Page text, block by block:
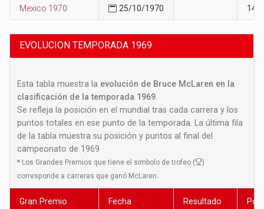
Mexico 1970 25/10/1970 14
EVOLUCION TEMPORADA 1969
Esta tabla muestra la evolución de Bruce McLaren en la
clasificación de la temporada 1969
Se refleja la posición en el mundial tras cada carrera y los
puntos totales en ese punto de la temporada. La última fila
de la tabla muestra su posición y puntos al final del
campeonato de 1969
* Los Grandes Premios que tiene el simbolo de trofeo (
)
corresponde a carreras que ganó McLaren.
Gran Premio Fecha Resultado